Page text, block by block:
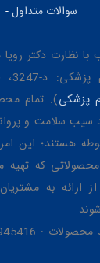
سوالات متداول-
با نظارت دکتر
فعالیت می‌کند. (
پزشکی). تمام
سیب سلامت و
هستند؛ این
که تهیه
ارائه به